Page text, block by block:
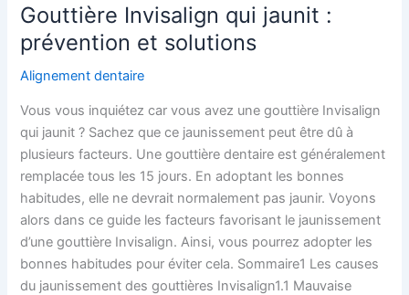
Gouttière Invisalign qui jaunit :
prévention et solutions
Alignement dentaire
Vous vous inquiétez car vous avez une gouttière Invisalign
qui jaunit ? Sachez que ce jaunissement peut être dû à
plusieurs facteurs. Une gouttière dentaire est généralement
remplacée tous les 15 jours. En adoptant les bonnes
habitudes, elle ne devrait normalement pas jaunir. Voyons
alors dans ce guide les facteurs favorisant le jaunissement
d’une gouttière Invisalign. Ainsi, vous pourrez adopter les
bonnes habitudes pour éviter cela. Sommaire1 Les causes
du jaunissement des gouttières Invisalign1.1 Mauvaise
Gouttière
Invisalign
qui
jaunit
et
solutions